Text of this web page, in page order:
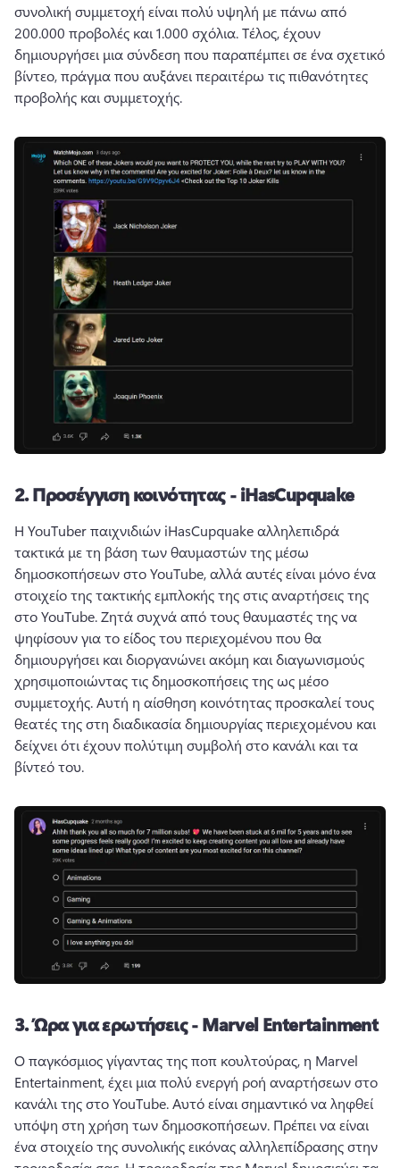
συνολική συμμετοχή είναι πολύ υψηλή με πάνω από
200.000 προβολές και 1.000 σχόλια. Τέλος, έχουν
δημιουργήσει μια σύνδεση που παραπέμπει σε ένα σχετικό
βίντεο, πράγμα που αυξάνει περαιτέρω τις πιθανότητες
προβολής και συμμετοχής.
2.Προσέγγιση κοινότητας - iHasCupquake
Η YouTuber παιχνιδιών iHasCupquake αλληλεπιδρά
τακτικά με τη βάση των θαυμαστών της μέσω
δημοσκοπήσεων στο YouTube, αλλά αυτές είναι μόνο ένα
στοιχείο της τακτικής εμπλοκής της στις αναρτήσεις της
στο YouTube. Ζητά συχνά από τους θαυμαστές της να
ψηφίσουν για το είδος του περιεχομένου που θα
δημιουργήσει και διοργανώνει ακόμη και διαγωνισμούς
χρησιμοποιώντας τις δημοσκοπήσεις της ως μέσο
συμμετοχής. Αυτή η αίσθηση κοινότητας προσκαλεί τους
θεατές της στη διαδικασία δημιουργίας περιεχομένου και
δείχνει ότι έχουν πολύτιμη συμβολή στο κανάλι και τα
βίντεό του.
3.Ώρα για ερωτήσεις - Marvel Entertainment
Ο παγκόσμιος γίγαντας της ποπ κουλτούρας, η Marvel
Entertainment, έχει μια πολύ ενεργή ροή αναρτήσεων στο
κανάλι της στο YouTube. Αυτό είναι σημαντικό να ληφθεί
υπόψη στη χρήση των δημοσκοπήσεων. Πρέπει να είναι
ένα στοιχείο της συνολικής εικόνας αλληλεπίδρασης στην